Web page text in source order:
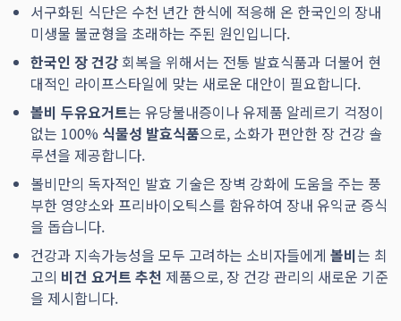
서구화된 식단은 수천 년간 한식에 적응해 온 한국인의 장내
미생물 불균형을 초래하는 주된 원인입니다.
한국인 장 건강 회복을 위해서는 전통 발효식품과 더불어 현
대적인 라이프스타일에 맞는 새로운 대안이 필요합니다.
볼비 두유요거트는 유당불내증이나 유제품 알레르기 걱정이
없는 100% 식물성 발효식품으로, 소화가 편안한 장 건강 솔
루션을 제공합니다.
볼비만의 독자적인 발효 기술은 장벽 강화에 도움을 주는 풍
부한 영양소와 프리바이오틱스를 함유하여 장내 유익균 증식
을 돕습니다.
건강과 지속가능성을 모두 고려하는 소비자들에게 볼비는 최
고의 비건 요거트 추천 제품으로, 장 건강 관리의 새로운 기준
을 제시합니다.